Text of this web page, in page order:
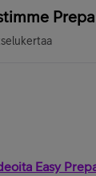
Easy